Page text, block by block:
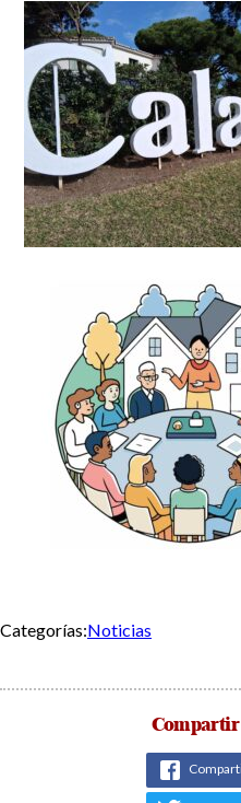
Club de Golf La
Centros
La Iglesia de San
La Ermita de
Parque España
Parque Europa
Parque Calahonda
Senda litoral Mijas
Ruta a pie
Ruta de árboles
Parque Canino
Galería Fotográfica
Calahonda de
Centros
Iglesia de San
La Ermita de
Parques de Sitio
Vivero de
Revistas
Buscar:
Categorías:Noticias
Compartir